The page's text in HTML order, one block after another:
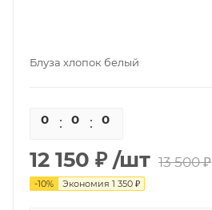
Блуза хлопок белый
0 0 0
12 150 ₽ /шт 13 500 ₽
-10% Экономия 1 350 ₽